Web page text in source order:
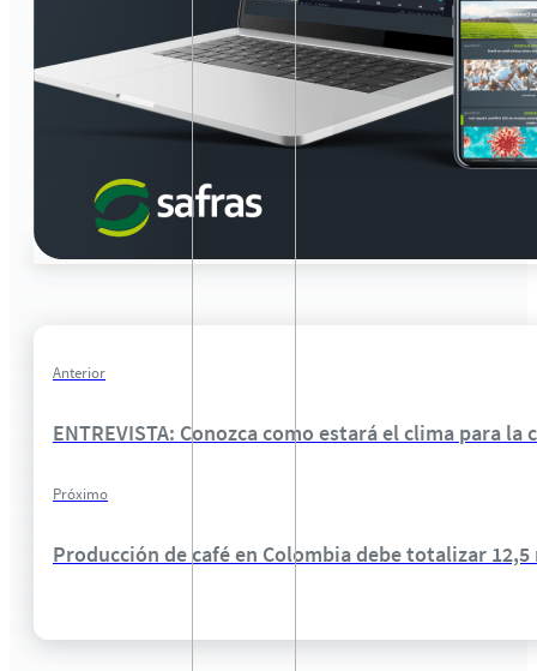
Anterior
ENTREVISTA: Conozca como estará el clima para la
Próximo
Producción de café en Colombia debe totalizar 12,5